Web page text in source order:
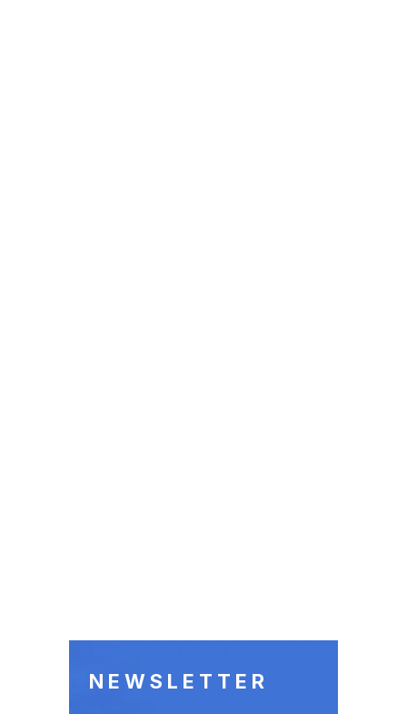
NEWSLETTER